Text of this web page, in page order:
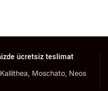
ücretsiz teslimat
Moschato, Neos